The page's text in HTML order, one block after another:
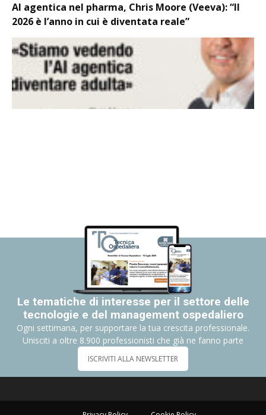
AI agentica nel pharma, Chris Moore (Veeva): “Il
2026 è l’anno in cui è diventata reale”
Le tematiche di interesse per il settore delle
tecnologie e del management ospedaliero
Ogni settimana, per supportare la tua crescita professionale.
Unisciti a oltre 8.900 professionisti che già ne fanno parte
ISCRIVITI ALLA NEWSLETTER